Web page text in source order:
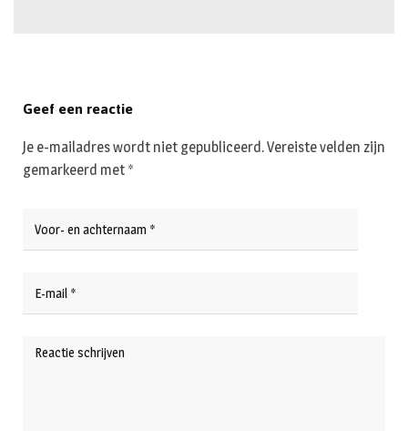
Geef een reactie
Je e-mailadres wordt niet gepubliceerd.Vereiste velden zijn
gemarkeerd met *